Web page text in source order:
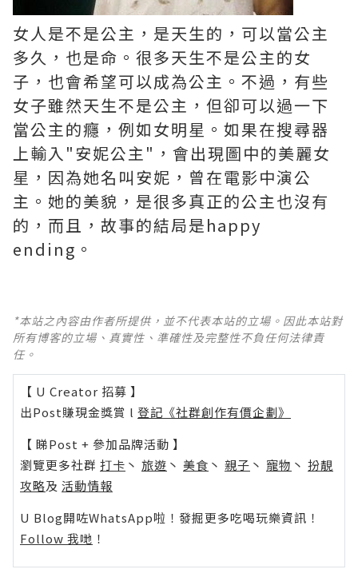
女人是不是公主，是天生的，可以當公主
多久，也是命。很多天生不是公主的女
子，也會希望可以成為公主。不過，有些
女子雖然天生不是公主，但卻可以過一下
當公主的癮，例如女明星。如果在搜尋器
上輸入"安妮公主"，會出現圖中的美麗女
星，因為她名叫安妮，曾在電影中演公
主。她的美貌，是很多真正的公主也沒有
的，而且，故事的結局是happy
ending。
*本站之內容由作者所提供，並不代表本站的立場。因此本站對
所有博客的立場、真實性、準確性及完整性不負任何法律責
任。
【 U Creator 招募 】
出Post賺現金獎賞 l 登記《社群創作有價企劃》
【 睇Post + 參加品牌活動 】
瀏覽更多社群 打卡 丶 旅遊 丶 美食 丶 親子 丶 寵物 丶 扮靚
攻略及 活動情報
U Blog開咗WhatsApp啦！發掘更多吃喝玩樂資訊！
Follow 我哋 ！